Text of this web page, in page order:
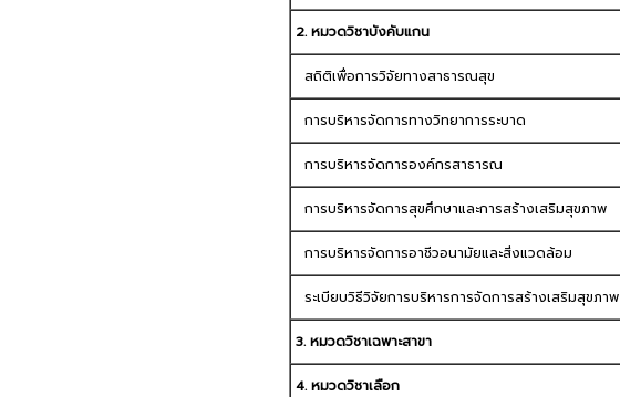
2. หมวดวิชาบังคับแกน
สถิติเพื่อการวิจัยทางสาธารณสุข
การบริหารจัดการทางวิทยาการระบาด
การบริหารจัดการองค์กรสาธารณ
การบริหารจัดการสุขศึกษาและการสร้างเสริมสุขภาพ
การบริหารจัดการอาชีวอนามัยและสิ่งแวดล้อม
ระเบียบวิธีวิจัยการบริหารการจัดการสร้างเสริมสุขภาพ
3. หมวดวิชาเฉพาะสาขา
4. หมวดวิชาเลือก